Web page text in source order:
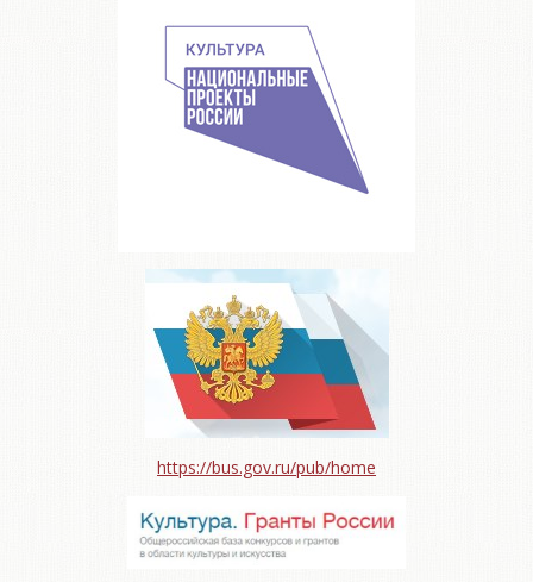
https://bus.gov.ru/pub/home